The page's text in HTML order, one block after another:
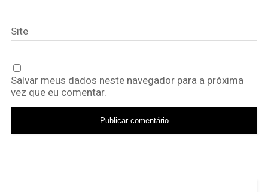
Site
Salvar meus dados neste navegador para a próxima
vez que eu comentar.